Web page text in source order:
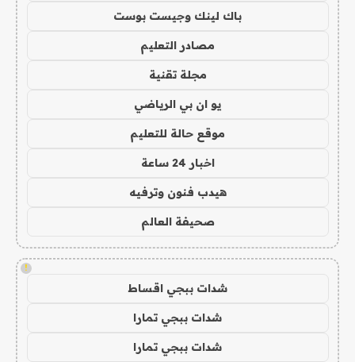
باك لينك وجيست بوست
مصادر التعليم
مجلة تقنية
يو ان بي الرياضي
موقع حالة للتعليم
اخبار 24 ساعة
هيدب فنون وترفيه
صحيفة العالم
!
شدات ببجي اقساط
شدات ببجي تمارا
شدات ببجي تمارا